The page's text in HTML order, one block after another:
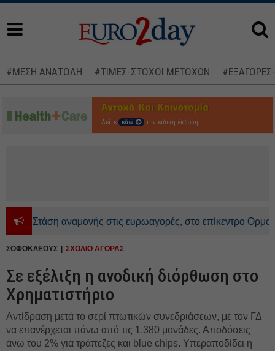
#ΜΕΣΗ ΑΝΑΤΟΛΗ #ΤΙΜΕΣ-ΣΤΟΧΟΙ ΜΕΤΟΧΩΝ
Δείτε εδώ την ειδική έκδοση
Στάση αναμονής στις ευρωαγορές, στο επίκεντρο Ορμούζ
ΣΟΦΟΚΛΕΟΥΣ ΣΧΟΛΙΟ ΑΓΟΡΑΣ
Σε εξέλιξη η ανοδική διόρθωση στο
Χρηματιστήριο
Αντίδραση μετά το σερί πτωτικών συνεδριάσεων, με τον ΓΔ
να επανέρχεται πάνω από τις 1.380 μονάδες. Αποδόσεις
άνω του 2% για τράπεζες και blue chips. Υπεραποδίδει η